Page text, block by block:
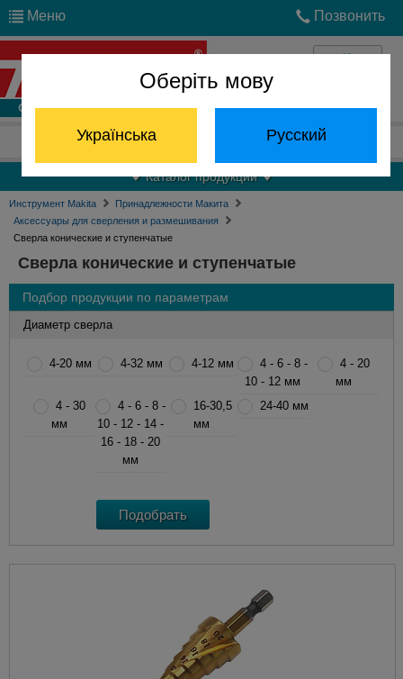
Оберіть мову
Українська Русский
Меню Позвонить
Войти
Отдел запчастей: (068) 824-24-24
Каталог продукции
Инструмент Makita
Принадлежности Макита
Аксессуары для сверления и размешивания
Сверла конические и ступенчатые
Сверла конические и ступенчатые
Подбор продукции по параметрам
Диаметр сверла
4-20 мм 4-32 мм 4-12 мм
4 - 6 - 8 -
10 - 12 мм
4 - 20
мм
4 - 30
мм
4 - 6 - 8 -
10 - 12 - 14 -
16 - 18 - 20
мм
16-30,5
мм
24-40 мм